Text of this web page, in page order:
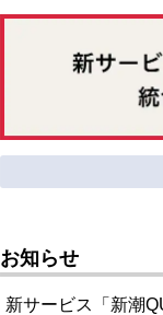
お知らせ
新サービス「新潮